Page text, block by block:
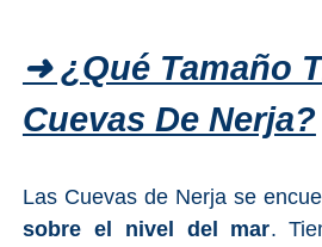
➜ ¿Qué Tamaño
Cuevas De Nerja?
Las Cuevas de Nerja se
sobre el nivel del mar.